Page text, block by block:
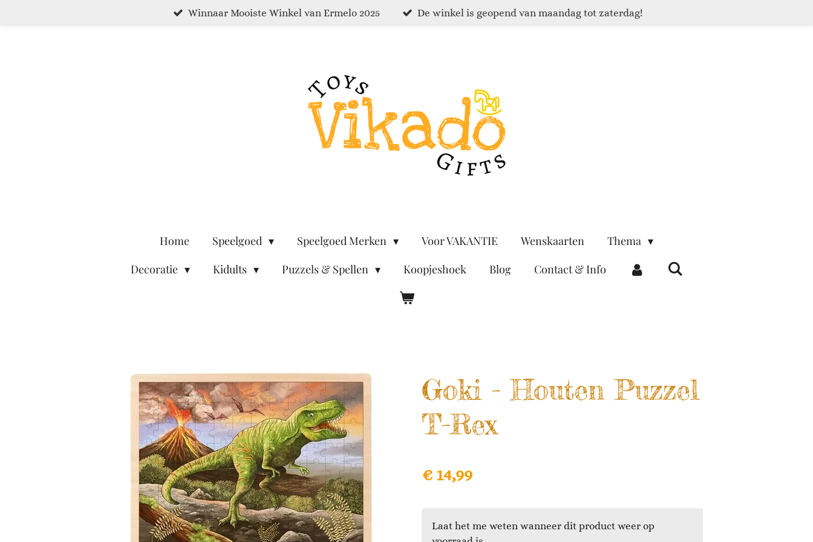
Winnaar Mooiste Winkel van Ermelo 2025 De winkel is geopend van maandag tot zaterdag!
Home Speelgoed Speelgoed Merken Voor VAKANTIE Wenskaarten
Thema
Decoratie
Kidults Puzzels & Spellen Koopjeshoek Blog Contact & Info
Goki - Houten Puzzel
T-Rex
€ 14,99
Laat het me weten wanneer dit product weer op